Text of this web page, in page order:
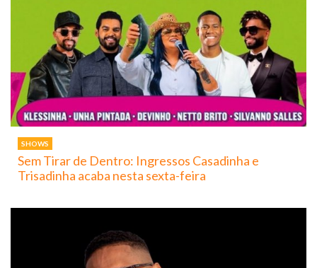
SHOWS
Sem Tirar de Dentro: Ingressos Casadinha e
Trisadinha acaba nesta sexta-feira